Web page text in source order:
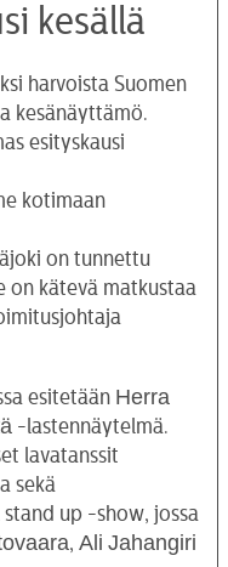
kesällä
harvoista Suomen
kesänäyttämö.
esityskausi
kotimaan
on tunnettu
on kätevä matkustaa
esitetään Herra
-lastennäytelmä.
lavatanssit
sekä
up -show, jossa
, Ali Jahangiri